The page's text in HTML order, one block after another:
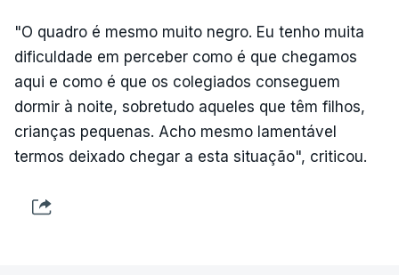
"O quadro é mesmo muito negro. Eu tenho muita
dificuldade em perceber como é que chegamos
aqui e como é que os colegiados conseguem
dormir à noite, sobretudo aqueles que têm filhos,
crianças pequenas. Acho mesmo lamentável
termos deixado chegar a esta situação", criticou.